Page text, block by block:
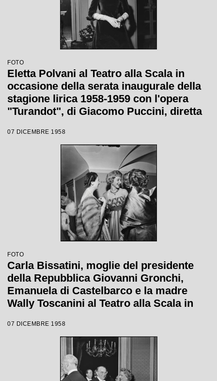
FOTO
Eletta Polvani al Teatro alla Scala in
occasione della serata inaugurale della
stagione lirica 1958-1959 con l'opera
"Turandot", di Giacomo Puccini, diretta
Margherita Wallmann
07 DICEMBRE 1958
FOTO
Carla Bissatini, moglie del presidente
della Repubblica Giovanni Gronchi,
Emanuela di Castelbarco e la madre
Wally Toscanini al Teatro alla Scala in
stagione lirica 1958-1959 con l'opera
"Turandot", di Giacomo Puccini, diretta
da Antonino Votto con la regia di
Margherita Wallmann
07 DICEMBRE 1958